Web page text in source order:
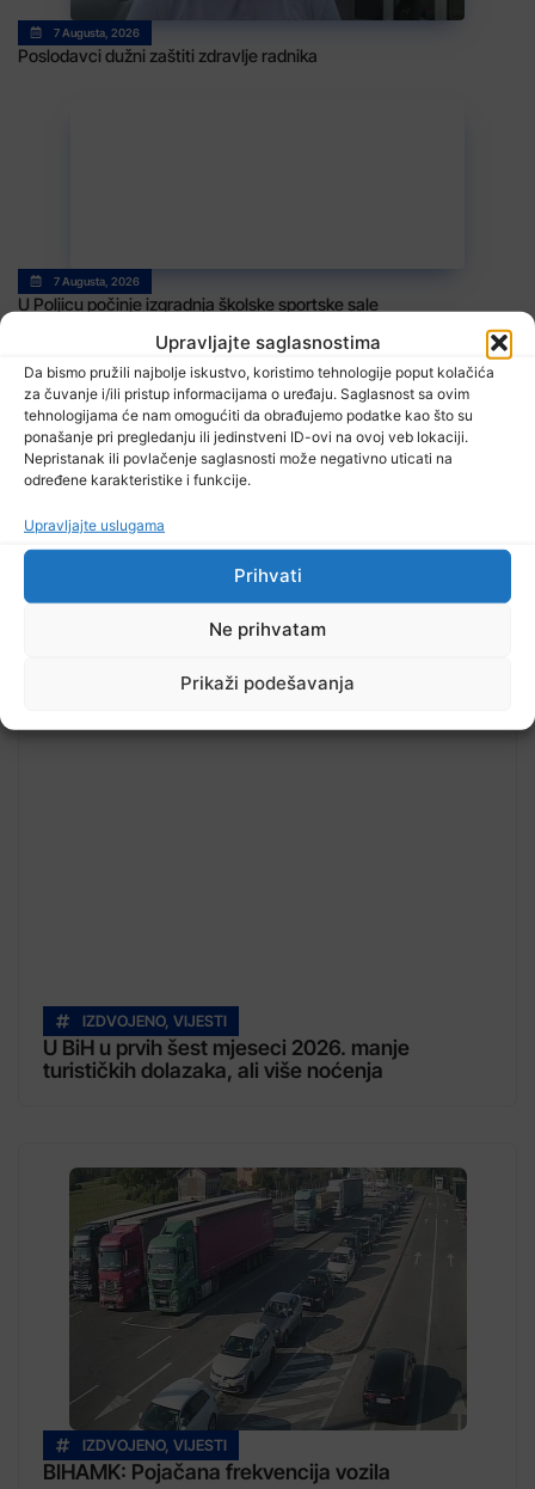
Upravljajte saglasnostima
Da bismo pružili najbolje iskustvo, koristimo tehnologije poput kolačića
za čuvanje i/ili pristup informacijama o uređaju. Saglasnost sa ovim
tehnologijama će nam omogućiti da obrađujemo podatke kao što su
ponašanje pri pregledanju ili jedinstveni ID-ovi na ovoj veb lokaciji.
Nepristanak ili povlačenje saglasnosti može negativno uticati na
određene karakteristike i funkcije.
Upravljajte uslugama
Prihvati
Ne prihvatam
Prikaži podešavanja
7 Augusta, 2026
Poslodavci dužni zaštiti zdravlje radnika
7 Augusta, 2026
U Poljicu počinje izgradnja školske sportske sale
TV RASPORED
IZDVOJENO, VIJESTI
U BiH u prvih šest mjeseci 2026. manje
turističkih dolazaka, ali više noćenja
IZDVOJENO, VIJESTI
BIHAMK: Pojačana frekvencija vozila